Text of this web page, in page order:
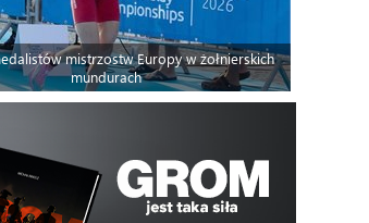
mistrzostw Europy w żołnierskich
mundurach